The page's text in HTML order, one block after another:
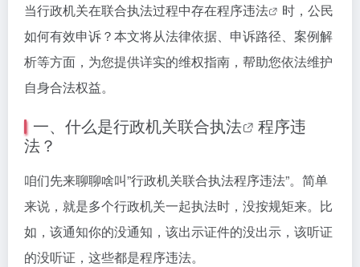
当行政机关在联合执法过程中存在程序违法
时，公民
如何有效申诉？本文将从法律依据、申诉路径、案例解
析等方面，为您提供详实的维权指南，帮助您依法维护
自身合法权益。
一、什么是行政机关联合执法
程序违
法？
咱们先来聊聊啥叫”行政机关联合执法程序违法”。简单
来说，就是多个行政机关一起执法时，没按规矩来。比
如，该通知你的没通知，该出示证件的没出示，该听证
的没听证，这些都是程序违法。